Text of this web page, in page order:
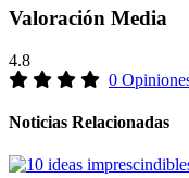
Valoración Media
4.8
0
Noticias Relacionadas